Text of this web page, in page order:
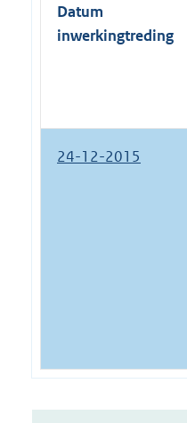
Datum
inwerkingtreding
24-12-2015